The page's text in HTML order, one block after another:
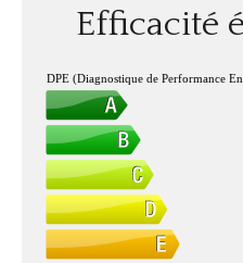
Efficacité
DPE (Diagnostique de Performance